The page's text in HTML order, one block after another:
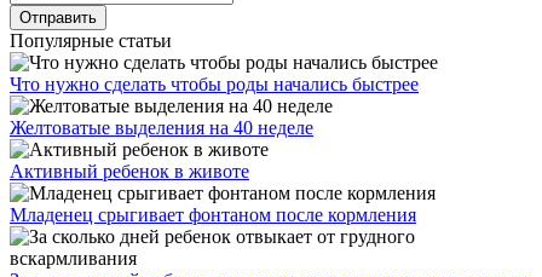
Популярные статьи
Что нужно сделать чтобы роды начались быстрее
Желтоватые выделения на 40 неделе
Активный ребенок в животе
Младенец срыгивает фонтаном после кормления